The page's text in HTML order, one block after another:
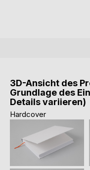
3D-Ansicht des
Grundlage des
Details variieren)
Hardcover